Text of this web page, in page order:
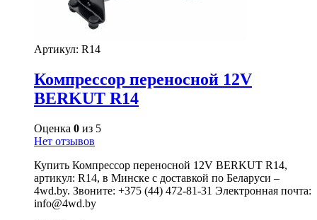
Артикул: R14
Компрессор переносной 12V
BERKUT R14
Оценка 0 из 5
Нет отзывов
Купить Компрессор переносной 12V BERKUT R14,
артикул: R14, в Минске с доставкой по Беларуси –
4wd.by. Звоните: +375 (44) 472-81-31 Электронная почта:
info@4wd.by